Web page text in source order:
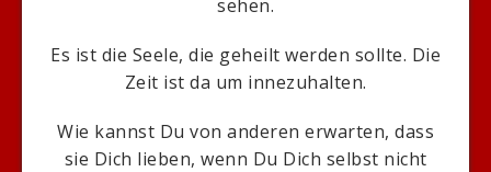
sehen.
Es ist die Seele, die geheilt werden sollte. Die
Zeit ist da um innezuhalten.
Wie kannst Du von anderen erwarten, dass
sie Dich lieben, wenn Du Dich selbst nicht